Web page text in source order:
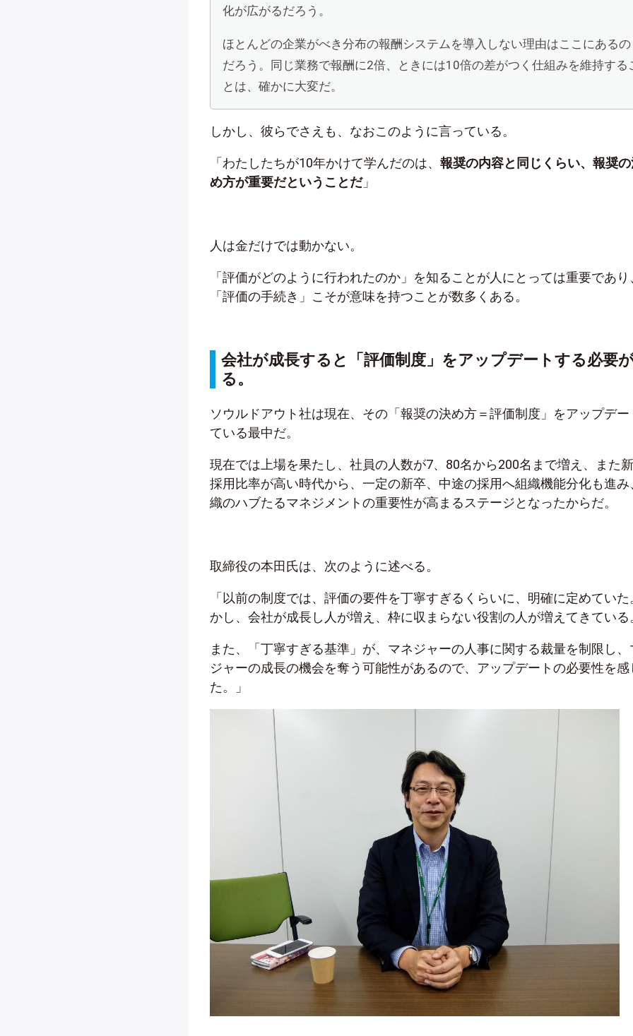
化が広がるだろう。
ほとんどの企業がべき分布の報酬システムを導入しない理由はここにあるの
だろう。同じ業務で報酬に2倍、ときには10倍の差がつく仕組みを維持する
とは、確かに大変だ。
しかし、彼らでさえも、なおこのように言っている。
「わたしたちが10年かけて学んだのは、 報奨の内容と同じくらい、報奨
め方が重要だということだ」
人は金だけでは動かない。
「評価がどのように行われたのか」を知ることが人にとっては重要であり
「評価の手続き」こそが意味を持つことが数多くある。
会社が成長すると「評価制度」をアップデートする必要
る。
ソウルドアウト社は現在、その「報奨の決め方＝評価制度」をアップデー
ている最中だ。
現在では上場を果たし、社員の人数が7、80名から200名まで増え、また
採用比率が高い時代から、一定の新卒、中途の採用へ組織機能分化も進み
織のハブたるマネジメントの重要性が高まるステージとなったからだ。
取締役の本田氏は、次のように述べる。
「以前の制度では、評価の要件を丁寧すぎるくらいに、明確に定めていた
かし、会社が成長し人が増え、枠に収まらない役割の人が増えてきている
また、「丁寧すぎる基準」が、マネジャーの人事に関する裁量を制限し、
ジャーの成長の機会を奪う可能性があるので、アップデートの必要性を感
た。」